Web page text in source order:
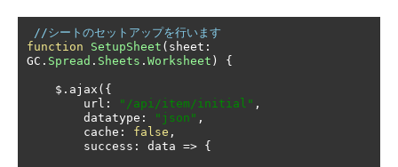
//シートのセットアップを行います
function
SetupSheet ( sheet :
GC . Spread . Sheets . Worksheet ) {
    $
. ajax ({
        url
: "/api/item/initial" ,
        datatype
: "json" ,
        cache
: false ,
        success
: data => {